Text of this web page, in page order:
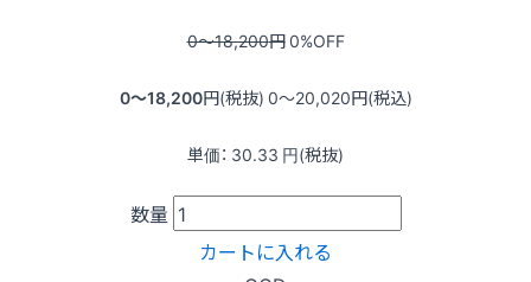
0〜18,200円0%OFF
0〜18,200円(税抜) 0〜20,020円(税込)
単価： 30.33 円(税抜)
数量
カートに入れる